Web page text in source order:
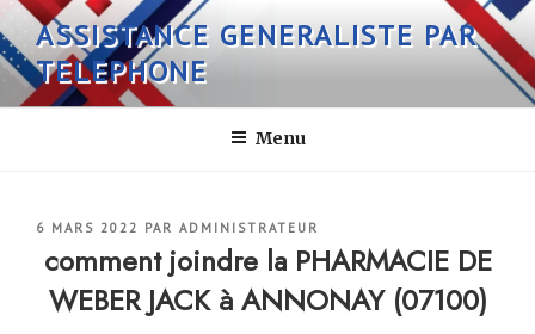
Aller
au
contenu
principal
ASSISTANCE GENERALISTE PAR
TELEPHONE
Menu
PUBLIÉ
6 MARS 2022 PAR ADMINISTRATEUR
comment joindre la PHARMACIE DE
WEBER JACK à ANNONAY (07100)